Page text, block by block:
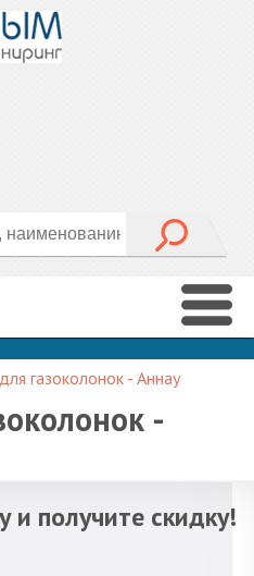
газоколонок - Аннау
-
и получите скидку!